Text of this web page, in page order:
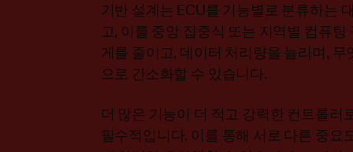
기반 설계는 ECU를 기능별로 분류하는
고, 이를 중앙 집중식 또는 지역별 컴퓨
게를 줄이고, 데이터 처리량을 늘리며,
으로 간소화할 수 있습니다.
더 많은 기능이 더 적고 강력한 컨트롤
필수적입니다. 이를 통해 서로 다른 중